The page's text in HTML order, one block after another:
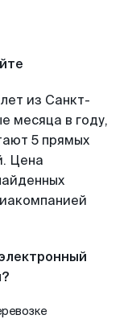
из Санкт-
месяца в году,
5 прямых
Цена